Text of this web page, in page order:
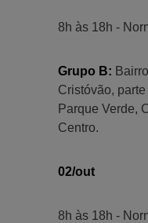
8h às 18h -
Grupo B:
Cristóvão,
Parque Verde,
Centro.
02/out
8h às 18h -